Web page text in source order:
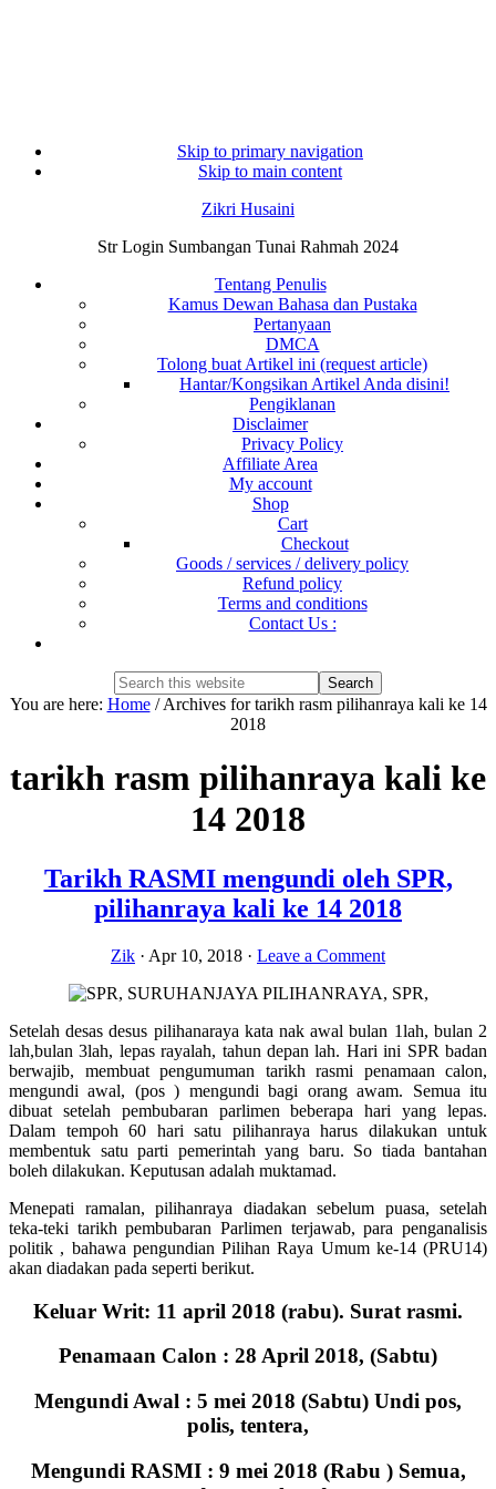
Skip to primary navigation
Skip to main content
Zikri Husaini
Str Login Sumbangan Tunai Rahmah 2024
Tentang Penulis
Kamus Dewan Bahasa dan Pustaka
Pertanyaan
DMCA
Tolong buat Artikel ini (request article)
Hantar/Kongsikan Artikel Anda disini!
Pengiklanan
Disclaimer
Privacy Policy
Affiliate Area
My account
Shop
Cart
Checkout
Goods / services / delivery policy
Refund policy
Terms and conditions
Contact Us :
Search
this
Hide
Search
You are here: Home /Archives for tarikh rasm pilihanraya kali ke 14
2018
tarikh rasm pilihanraya kali ke
14 2018
Tarikh RASMI mengundi oleh SPR,
pilihanraya kali ke 14 2018
Zik · Apr 10, 2018 · Leave a Comment
Setelah desas desus pilihanaraya kata nak awal bulan 1lah, bulan 2
lah,bulan 3lah, lepas rayalah, tahun depan lah. Hari ini SPR badan
berwajib, membuat pengumuman tarikh rasmi penamaan calon,
mengundi awal, (pos ) mengundi bagi orang awam. Semua itu
dibuat setelah pembubaran parlimen beberapa hari yang lepas.
Dalam tempoh 60 hari satu pilihanraya harus dilakukan untuk
membentuk satu parti pemerintah yang baru. So tiada bantahan
boleh dilakukan. Keputusan adalah muktamad.
Menepati ramalan, pilihanraya diadakan sebelum puasa, setelah
teka-teki tarikh pembubaran Parlimen terjawab, para penganalisis
politik , bahawa pengundian Pilihan Raya Umum ke-14 (PRU14)
akan diadakan pada seperti berikut.
Keluar Writ: 11 april 2018 (rabu). Surat rasmi.
Penamaan Calon : 28 April 2018, (Sabtu)
Mengundi Awal : 5 mei 2018 (Sabtu) Undi pos,
polis, tentera,
Mengundi RASMI : 9 mei 2018 (Rabu ) Semua,